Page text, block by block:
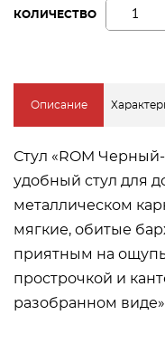
КОЛИЧЕСТВО
Описание
Стул «ROM
удобный стул для
металлическом
мягкие, обитые
приятным на
прострочкой и
разобранном виде».